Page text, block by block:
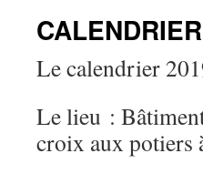
Le calendrier
Le lieu :
croix aux potiers